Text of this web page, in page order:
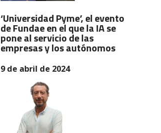
‘Universidad Pyme’, el evento
de Fundae en el que la IA se
pone al servicio de las
empresas y los autónomos
9 de abril de 2024